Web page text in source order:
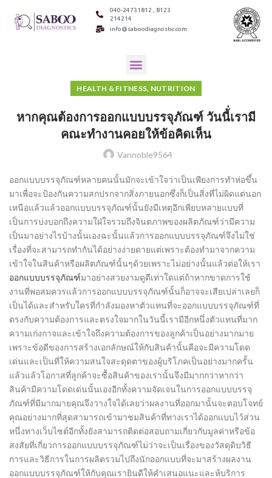
040-24731812 , 8123
214214
info@saboodiagnostic.com
HEALTH & FITNESS, NUTRITION
หากคุณต้องการออกแบบบรรจุภัณฑ์ วันนี้่เรามี
คณะทำงานคอยให้ข้อคิดเห็น
Vannoble9564
ออกแบบบรรจุภัณฑ์หลายคนนั้นมักจะเข้าใจว่าเป็นเพียงการทำห่อขึ้น
มาเพื่อจะป้องกันความสกปรกจากสิ่งภายนอกซึ่งก็เป็นสิ่งที่ไม่ผิดแต่นอก
เหนือแล้วแล้วออกแบบบรรจุภัณฑ์นั้นยังมีเหตุอีกเพียบหลายแบบที่
เป็นการบ่งบอกถึงความใฝ่ใจรวมถึงจินตภาพของผลิตภัณฑ์ว่ามีความ
เป็นมาอย่างไรบ้างนั้นเองฉะนั้นแล้วการออกแบบบรรจุภัณฑ์จึงไม่ใช่
เรื่องที่จะสามารถทำกันได้อย่างง่ายดายแต่เพราะต้องทำมาจากความ
เข้าใจในสินค้าหรือผลิตภัณฑ์นั้นๆด้วยเพราะไม่อย่างนั้นแล้วต่อให้เรา
ออกแบบบรรจุภัณฑ์มาอย่างสวยงามดูดีเท่าใดแต่ถ้าหากขาดการใช้
งานที่พอสมควรแล้วการออกแบบบรรจุภัณฑ์นั้นก็อาจจะเสียเปล่าเลยก็
เป็นได้และสำหรับใครที่กำลังมองหาตัวแทนที่จะออกแบบบรรจุภัณฑ์ที่
ตรงกับความต้องการและตรงใจมากในวันนี้เรามีอีกหนึ่งตัวแทนที่มาก
ความเก่งกาจและเข้าใจถึงความต้องการของลูกค้าเป็นอย่างมากมาย
เพราะข้อดีของการสร้างเอกลักษณ์ให้กับสินค้านั้นคือจะมีความโดด
เด่นและเป็นที่ให้ความสนใจสะดุดตาของผู้บริโภคเป็นอย่างมากครั้น
แล้วแล้วโอกาสที่ลูกค้าจะซื้อสินค้าของเรานั้นจึงมีมากกว่าหากว่า
สินค้ามีความโดดเด่นนั้นเองอีกทั้งความจัดเจนในการออกแบบบรรจุ
ภัณฑ์ที่มีมากมายคุณจึงวางใจได้เลยว่าผลงานที่ออกมานั้นจะตอบโจทย์
คุณอย่างมากที่สุดสามารถเข้ามาชมสินค้าที่ทางเราได้ออกแบบไว้ส่วน
หนึ่งทางเว็บไซต์อีกทั้งยังสามารถติดต่อสอบถามเกี่ยวกับมูลค่าหรือข้อ
สงสัยที่เกี่ยวการออกแบบบรรจุภัณฑ์ไม่ว่าจะเป็นเรื่องของวัสดุดิบวิธี
การและวิธีการในการผลิตรวมไปถึงนักออกแบบที่จะมาสร้างผลงาน
ออกแบบบรรจุภัณฑ์ให้กับคุณเรายินดีให้คำเสนอแนะและห้บริการ